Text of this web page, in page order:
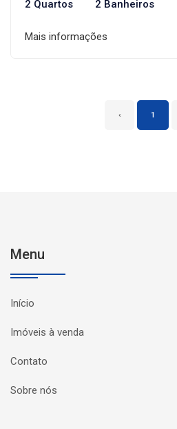
2 Quartos 2 Banheiros
Mais informações
‹ 1
Menu
Início
Imóveis à venda
Contato
Sobre nós